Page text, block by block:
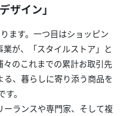
ザイン」
ます。一つ目はショッピン
が、「スタイルストア」と
のこれまでの累計お取引先
る、暮らしに寄り添う商品を
。
ランスや専門家、そして複